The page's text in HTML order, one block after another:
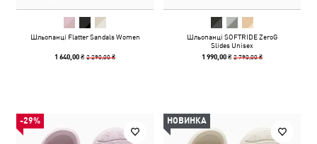
Шльопанці Flatter Sandals Women
1 640,00 ₴2 290,00 ₴
Шльопанці SOFTRIDE ZeroG
Slides Unisex
1 990,00 ₴2 790,00 ₴
-29% НОВИНКА